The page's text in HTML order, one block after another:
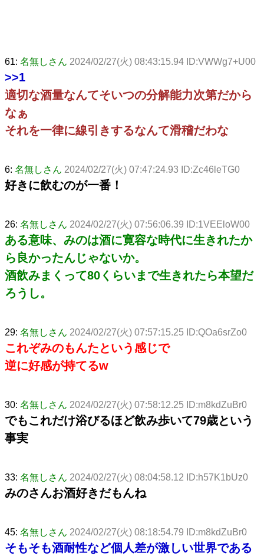
61: 名無しさん 2024/02/27(火) 08:43:15.94 ID:VWWg7+U00
>>1
適切な酒量なんてそいつの分解能力次第だから
なぁ
それを一律に線引きするなんて滑稽だわな
6: 名無しさん 2024/02/27(火) 07:47:24.93 ID:Zc46leTG0
好きに飲むのが一番！
26: 名無しさん 2024/02/27(火) 07:56:06.39 ID:1VEEloW00
ある意味、みのは酒に寛容な時代に生きれたか
ら良かったんじゃないか。
酒飲みまくって80くらいまで生きれたら本望だ
ろうし。
29: 名無しさん 2024/02/27(火) 07:57:15.25 ID:QOa6srZo0
これぞみのもんたという感じで
逆に好感が持てるw
30: 名無しさん 2024/02/27(火) 07:58:12.25 ID:m8kdZuBr0
でもこれだけ浴びるほど飲み歩いて79歳という
事実
33: 名無しさん 2024/02/27(火) 08:04:58.12 ID:h57K1bUz0
みのさんお酒好きだもんね
45: 名無しさん 2024/02/27(火) 08:18:54.79 ID:m8kdZuBr0
そもそも酒耐性など個人差が激しい世界である